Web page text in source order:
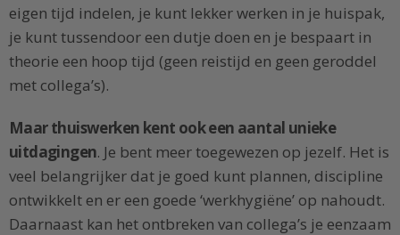
eigen tijd indelen, je kunt lekker werken in je huispak,
je kunt tussendoor een dutje doen en je bespaart in
theorie een hoop tijd (geen reistijd en geen geroddel
met collega’s).
Maar thuiswerken kent ook een aantal unieke
uitdagingen. Je bent meer toegewezen op jezelf. Het is
veel belangrijker dat je goed kunt plannen, discipline
ontwikkelt en er een goede ‘werkhygiëne’ op nahoudt.
Daarnaast kan het ontbreken van collega’s je eenzaam